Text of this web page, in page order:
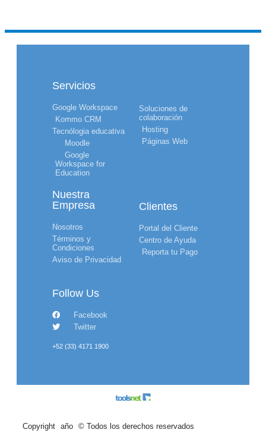
Servicios
Google Workspace
Kommo CRM
Tecnólogia educativa
Moodle
Google
Workspace for
Education
Soluciones de
colaboración
Hosting
Páginas Web
Nuestra
Empresa
Nosotros
Términos y
Condiciones
Aviso de Privacidad
Clientes
Portal del Cliente
Centro de Ayuda
Reporta tu Pago
Follow Us
Facebook
Twitter
+52 (33) 4171 1900
Copyright año © Todos los derechos reservados